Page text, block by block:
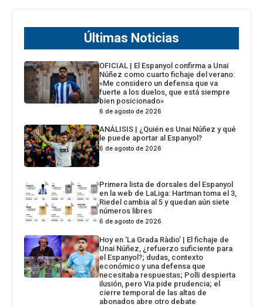
Últimas Noticias
OFICIAL | El Espanyol confirma a Unai
Núñez como cuarto fichaje del verano:
«Me considero un defensa que va
fuerte a los duelos, que está siempre
bien posicionado»
6 de agosto de 2026
ANÁLISIS | ¿Quién es Unai Núñez y qué
le puede aportar al Espanyol?
6 de agosto de 2026
Primera lista de dorsales del Espanyol
en la web de LaLiga: Hartman toma el 3,
Riedel cambia al 5 y quedan aún siete
números libres
6 de agosto de 2026
Hoy en ‘La Grada Ràdio’ | El fichaje de
Unai Núñez, ¿refuerzo suficiente para
el Espanyol?; dudas, contexto
económico y una defensa que
necesitaba respuestas; Polli despierta
ilusión, pero Via pide prudencia; el
cierre temporal de las altas de
abonados abre otro debate